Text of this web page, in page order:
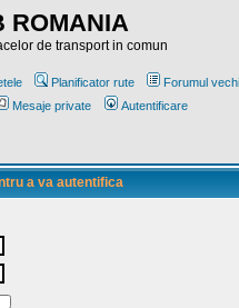
ROMANIA
de transport in comun
Planificator rute Forumul
Mesaje private Autentificare
a va autentifica